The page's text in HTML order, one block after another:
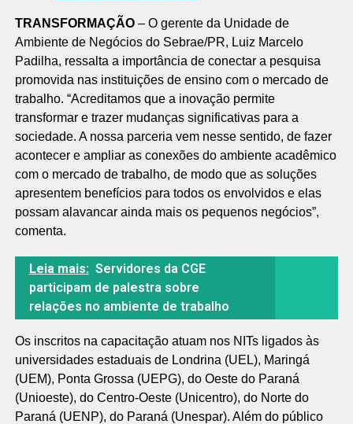
TRANSFORMAÇÃO – O gerente da Unidade de
Ambiente de Negócios do Sebrae/PR, Luiz Marcelo
Padilha, ressalta a importância de conectar a pesquisa
promovida nas instituições de ensino com o mercado de
trabalho. “Acreditamos que a inovação permite
transformar e trazer mudanças significativas para a
sociedade. A nossa parceria vem nesse sentido, de fazer
acontecer e ampliar as conexões do ambiente acadêmico
com o mercado de trabalho, de modo que as soluções
apresentem benefícios para todos os envolvidos e elas
possam alavancar ainda mais os pequenos negócios”,
comenta.
Leia mais: Servidores da CGE
participam de palestra sobre
relações no ambiente de trabalho
Os inscritos na capacitação atuam nos NITs ligados às
universidades estaduais de Londrina (UEL), Maringá
(UEM), Ponta Grossa (UEPG), do Oeste do Paraná
(Unioeste), do Centro-Oeste (Unicentro), do Norte do
Paraná (UENP), do Paraná (Unespar). Além do público